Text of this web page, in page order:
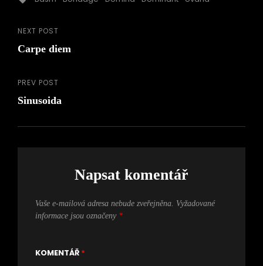
Navigace
pro
příspěvek
Previous
Post
PREV POST
Sinusoida
Next
Post
NEXT POST
Carpe diem
Napsat komentář
Vaše e-mailová adresa nebude zveřejněna. Vyžadované
informace jsou označeny *
KOMENTÁŘ *